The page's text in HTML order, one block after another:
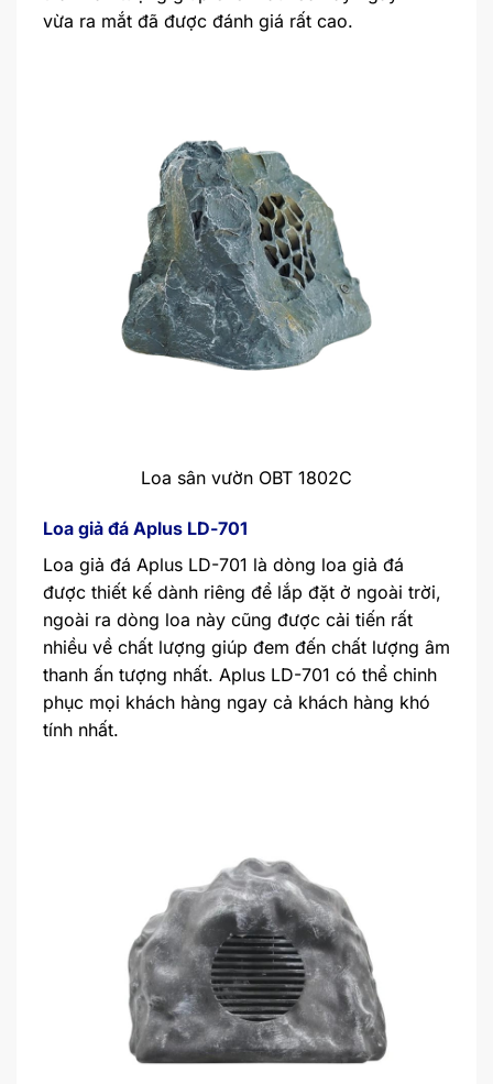
vừa ra mắt đã được đánh giá rất cao.
Loa sân vườn OBT 1802C
Loa giả đá Aplus LD-701
Loa giả đá Aplus LD-701 là dòng loa giả đá
được thiết kế dành riêng để lắp đặt ở ngoài trời,
ngoài ra dòng loa này cũng được cải tiến rất
nhiều về chất lượng giúp đem đến chất lượng âm
thanh ấn tượng nhất. Aplus LD-701 có thể chinh
phục mọi khách hàng ngay cả khách hàng khó
tính nhất.